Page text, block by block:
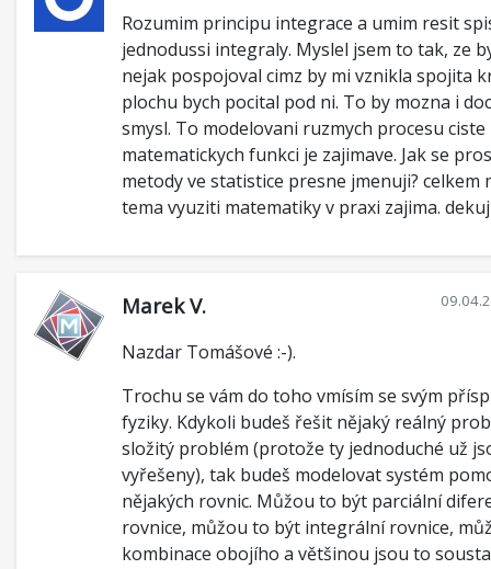
Rozumim principu integrace a umim resit
jednodussi integraly. Myslel jsem to tak, ze
nejak pospojoval cimz by mi vznikla spojita
plochu bych pocital pod ni. To by mozna i
smysl. To modelovani ruzmych procesu
matematickych funkci je zajimave. Jak se
metody ve statistice presne jmenuji? celkem
tema vyuziti matematiky v praxi zajima.
Marek V.
Nazdar Tomášové :-).
Trochu se vám do toho vmísím se svým
fyziky. Kdykoli budeš řešit nějaký reálný
složitý problém (protože ty jednoduché už
vyřešeny), tak budeš modelovat systém
nějakých rovnic. Můžou to být parciální
rovnice, můžou to být integrální rovnice,
kombinace obojího a většinou jsou to